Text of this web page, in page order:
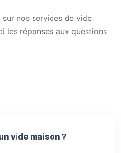
nos services de vide
les réponses aux questions
vide maison ?